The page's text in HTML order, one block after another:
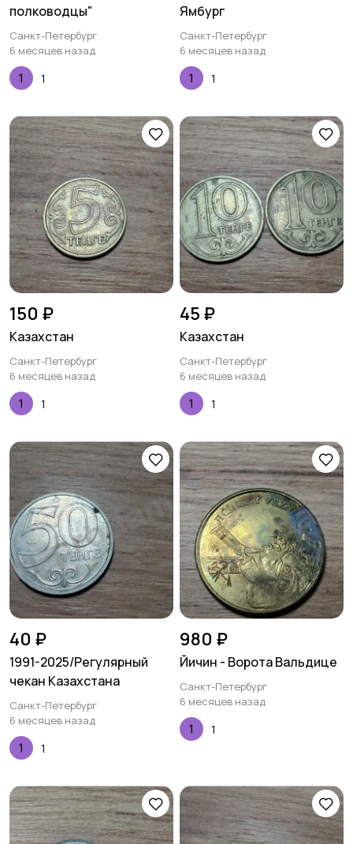
полководцы"
Санкт-Петербург
6 месяцев назад
1
Ямбург
Санкт-Петербург
6 месяцев назад
1
150 ₽
Казахстан
Санкт-Петербург
6 месяцев назад
1
45 ₽
Казахстан
Санкт-Петербург
6 месяцев назад
1
40 ₽
1991-2025/Регулярный
чекан Казахстана
Санкт-Петербург
6 месяцев назад
1
980 ₽
Йичин - Ворота Вальдице
Санкт-Петербург
6 месяцев назад
1